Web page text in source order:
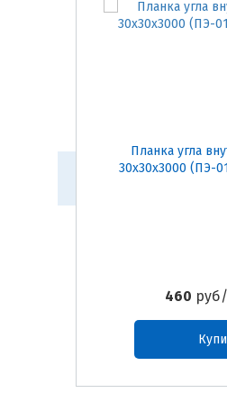
Планка угла
30х30х3000 (ПЭ-
460